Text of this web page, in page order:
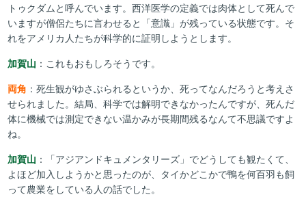
トゥクダムと呼んでいます。西洋医学の定義では肉体として死んで
いますが僧侶たちに言わせると「意識」が残っている状態です。そ
れをアメリカ人たちが科学的に証明しようとします。
加賀山 ：これもおもしろそうです。
両角 ：死生観がゆさぶられるというか、死ってなんだろうと考えさ
せられました。結局、科学では解明できなかったんですが、死んだ
体に機械では測定できない温かみが長期間残るなんて不思議ですよ
ね。
加賀山 ：「アジアンドキュメンタリーズ」でどうしても観たくて、
よほど加入しようかと思ったのが、タイかどこかで鴨を何百羽も飼
って農業をしている人の話でした。